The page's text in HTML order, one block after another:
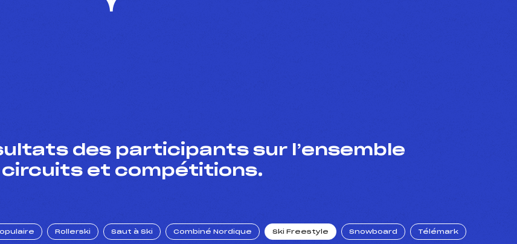
des participants sur l’ensemble
circuits et compétitions.
Rollerski Saut à Ski Combiné Nordique Ski Freestyle Snowboard Télémark